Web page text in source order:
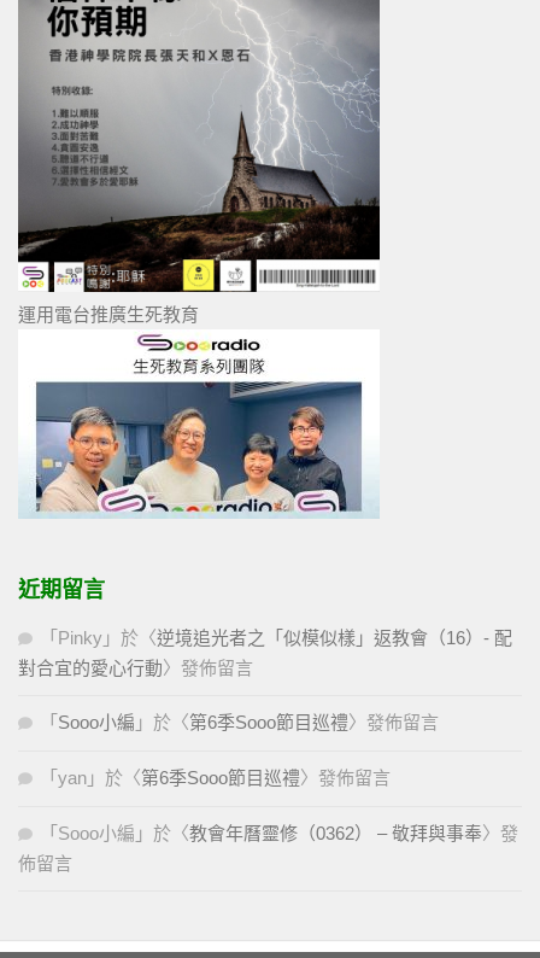
運用電台推廣生死教育
近期留言
「 Pinky 」於〈逆境追光者之「似模似樣」返教會（16）- 配
對合宜的愛心行動〉發佈留言
「 Sooo小編 」於〈第6季Sooo節目巡禮〉發佈留言
「 yan 」於〈第6季Sooo節目巡禮〉發佈留言
「 Sooo小編 」於〈教會年曆靈修（0362） – 敬拜與事奉〉發
佈留言